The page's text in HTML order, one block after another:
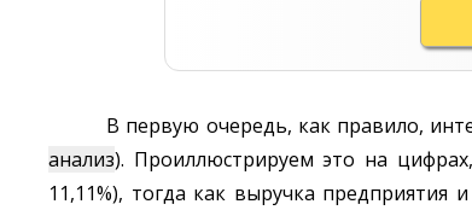
В первую очередь, как правило,
анализ). Проиллюстрируем это на
11,11%), тогда как выручка предприятия